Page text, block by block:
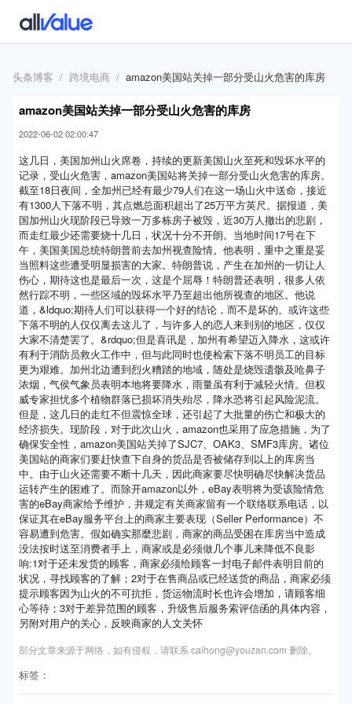
头条博客 跨境电商 amazon美国站关掉一部分受山火危害的库房
amazon美国站关掉一部分受山火危害的库房
2022-06-02 02:00:47
这几日，美国加州山火席卷，持续的更新美国山火至死和毁坏水平的
记录，受山火危害，amazon美国站将关掉一部分受山火危害的库房。
截至18日夜间，全加州已经有最少79人们在这一场山火中送命，接近
有1300人下落不明，其点燃总面积超出了25万平方英尺。据报道，美
国加州山火现阶段已导致一万多栋房子被毁，近30万人撤出的悲剧，
而走红最少还需要烧十几日，状况十分不开朗。当地时间17号在下
午，美国美国总统特朗普前去加州视查险情。他表明，重中之重是妥
当照料这些遭受明显损害的大家。特朗普说，产生在加州的一切让人
伤心，期待这也是最后一次，这是个屈辱！特朗普还表明，很多人依
然行踪不明，一些区域的毁坏水平乃至超出他所视查的地区。他说
道，&ldquo;期待人们可以获得一个好的结论，而不是坏的。或许这些
下落不明的人仅仅离去这儿了，与许多人的恋人来到别的地区，仅仅
大家不清楚罢了。&rdquo;但是喜讯是，加州有希望迈入降水，这或许
有利于消防员救火工作中，但与此同时也使检索下落不明员工的目标
更为艰难。加州北边遭到烈火糟踏的地域，随处是烧毁遗骸及呛鼻子
浓烟，气侯气象员表明本地将要降水，雨量虽有利于减轻火情。但权
威专家担忧多个植物群落已损坏消失殆尽，降水恐将引起风险泥流。
但是，这几日的走红不但震惊全球，还引起了大批量的伤亡和极大的
经济损失。现阶段，对于此次山火，amazon也采用了应急措施，为了
确保安全性，amazon美国站关掉了SJC7、OAK3、SMF3库房。诸位
美国站的商家们要赶快查下自身的货品是否被储存到以上的库房当
中。由于山火还需要不断十几天，因此商家要尽快明确尽快解决货品
运转产生的困难了。而除开amazon以外，eBay表明将为受该险情危
害的eBay商家给予维护，并规定有关商家留有一个联络联系电话，以
保证其在eBay服务平台上的商家主要表现（Seller Performance）不
容易遭到危害。假如确实那麼悲剧，商家的商品受困在库房当中造成
没法按时送至消费者手上，商家或是必须做几个事儿来降低不良影
响:1对于还未发货的顾客，商家必须给顾客一封电子邮件表明目前的
状况，寻找顾客的了解；2对于在售商品或已经送货的商品，商家必须
提示顾客因为山火的不可抗拒，货运物流时长也许会增加，请顾客细
心等待；3对于差异范围的顾客，升级售后服务索评信函的具体内容，
另附对用户的关心，反映商家的人文关怀
部分文章来源于网络，如有侵权，请联系 caihong@youzan.com 删除。
标签：